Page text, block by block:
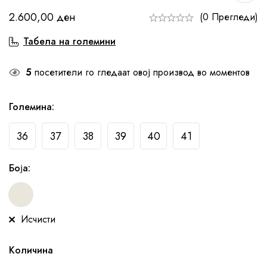
2.600,00ден
(0 Прегледи)
Табела на големини
5 посетители го гледаат овој производ во моментов
Големина:
36 37 38 39 40 41
Боја:
Исчисти
Количина